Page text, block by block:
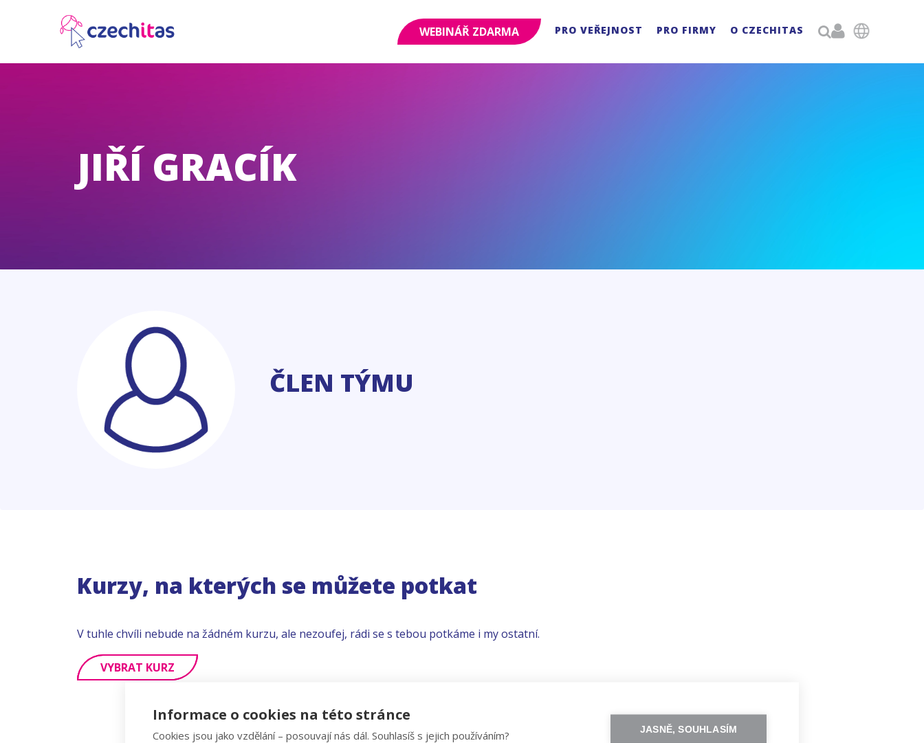
WEBINÁŘ ZDARMA PRO VEŘEJNOST PRO FIRMY O CZECHITAS 
JIŘÍ GRACÍK
ČLEN TÝMU
Kurzy, na kterých se můžete potkat
V tuhle chvíli nebude na žádném kurzu, ale nezoufej, rádi se s tebou potkáme i my ostatní.
VYBRAT KURZ
Informace o cookies na této stránce
Cookies jsou jako vzdělání – posouvají nás dál. Souhlasíš s jejich používáním? JASNĚ, SOUHLASÍM